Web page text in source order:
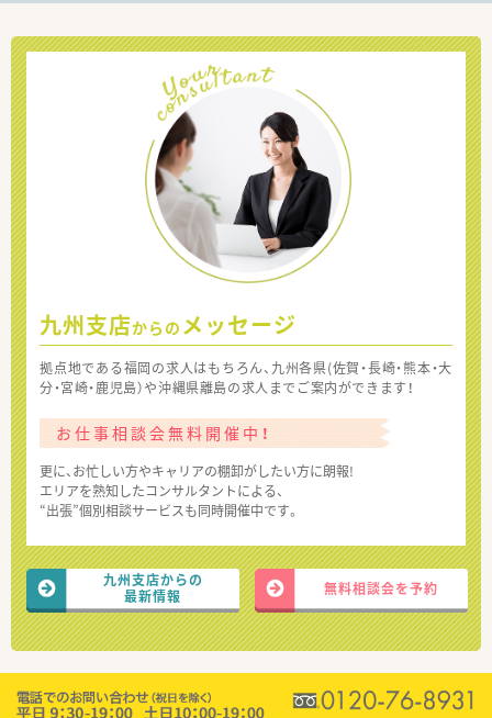
九州支店からの メッセージ
拠点地である福岡の求人はもちろん、九州各県(佐賀・長崎・熊本・大
分・宮崎・鹿児島）や沖縄県離島の求人までご案内ができます！
お仕事相談会無料開催中！
更に、お忙しい方やキャリアの棚卸がしたい方に朗報!
エリアを熟知したコンサルタントによる、
“出張”個別相談サービスも同時開催中です。
九州支店からの
最新情報
無料相談会を予約